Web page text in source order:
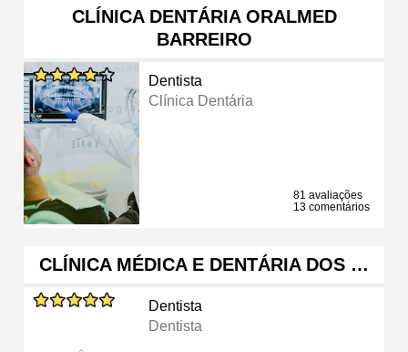
CLÍNICA DENTÁRIA ORALMED
BARREIRO
Dentista
Clínica Dentária
81 avaliações
13 comentários
CLÍNICA MÉDICA E DENTÁRIA DOS …
Dentista
Dentista